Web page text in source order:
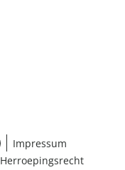
Impressum
Herroepingsrecht